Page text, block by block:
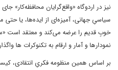
نیز در اردوگاه «واقع‌گرایان
سیاسیِ جهانی، آمیزه‌ای از ایده‌ها، یا
خوبِ قدیم را عرضه می‌کند و معتقد است
نمودارها و آمار و ارقام به تکنوکرات‌ ها